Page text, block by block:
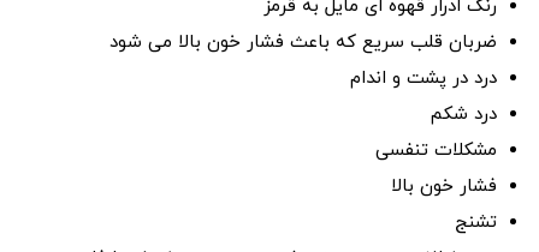
رنگ ادرار قهوه ای مایل به قرمز
ضربان قلب سریع که باعث فشار خون بالا می شود
درد در پشت و اندام
درد شکم
مشکلات تنفسی
فشار خون بالا
تشنج